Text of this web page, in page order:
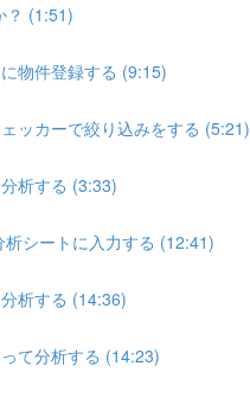
？ (1:51)
物件登録する (9:15)
ッカーで絞り込みをする (5:21)
析する (3:33)
シートに入力する (12:41)
析する (14:36)
て分析する (14:23)